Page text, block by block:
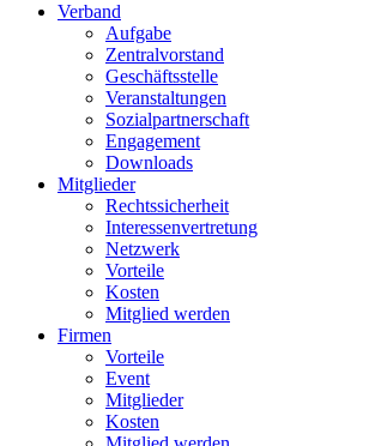
Verband
Aufgabe
Zentralvorstand
Geschäftsstelle
Veranstaltungen
Sozialpartnerschaft
Engagement
Downloads
Mitglieder
Rechtssicherheit
Interessenvertretung
Netzwerk
Vorteile
Kosten
Mitglied werden
Firmen
Vorteile
Event
Mitglieder
Kosten